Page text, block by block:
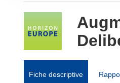
Fiche descriptive